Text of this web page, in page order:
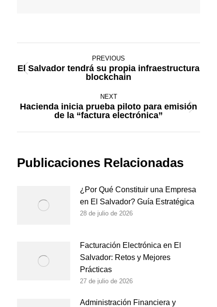
navigationPREVIOUS
Previous
El Salvador tendrá su propia infraestructura
blockchain
NEXT
Next
Hacienda inicia prueba piloto para emisión
de la “factura electrónica”
Publicaciones Relacionadas
¿Por Qué Constituir una Empresa
en El Salvador? Guía Estratégica
28 de julio de 2026
Facturación Electrónica en El
Salvador: Retos y Mejores
Prácticas
27 de julio de 2026
Administración Financiera y